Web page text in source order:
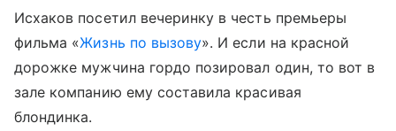
Исхаков посетил вечеринку в честь премьеры
фильма «Жизнь по вызову». И если на красной
дорожке мужчина гордо позировал один, то вот в
зале компанию ему составила красивая
блондинка.